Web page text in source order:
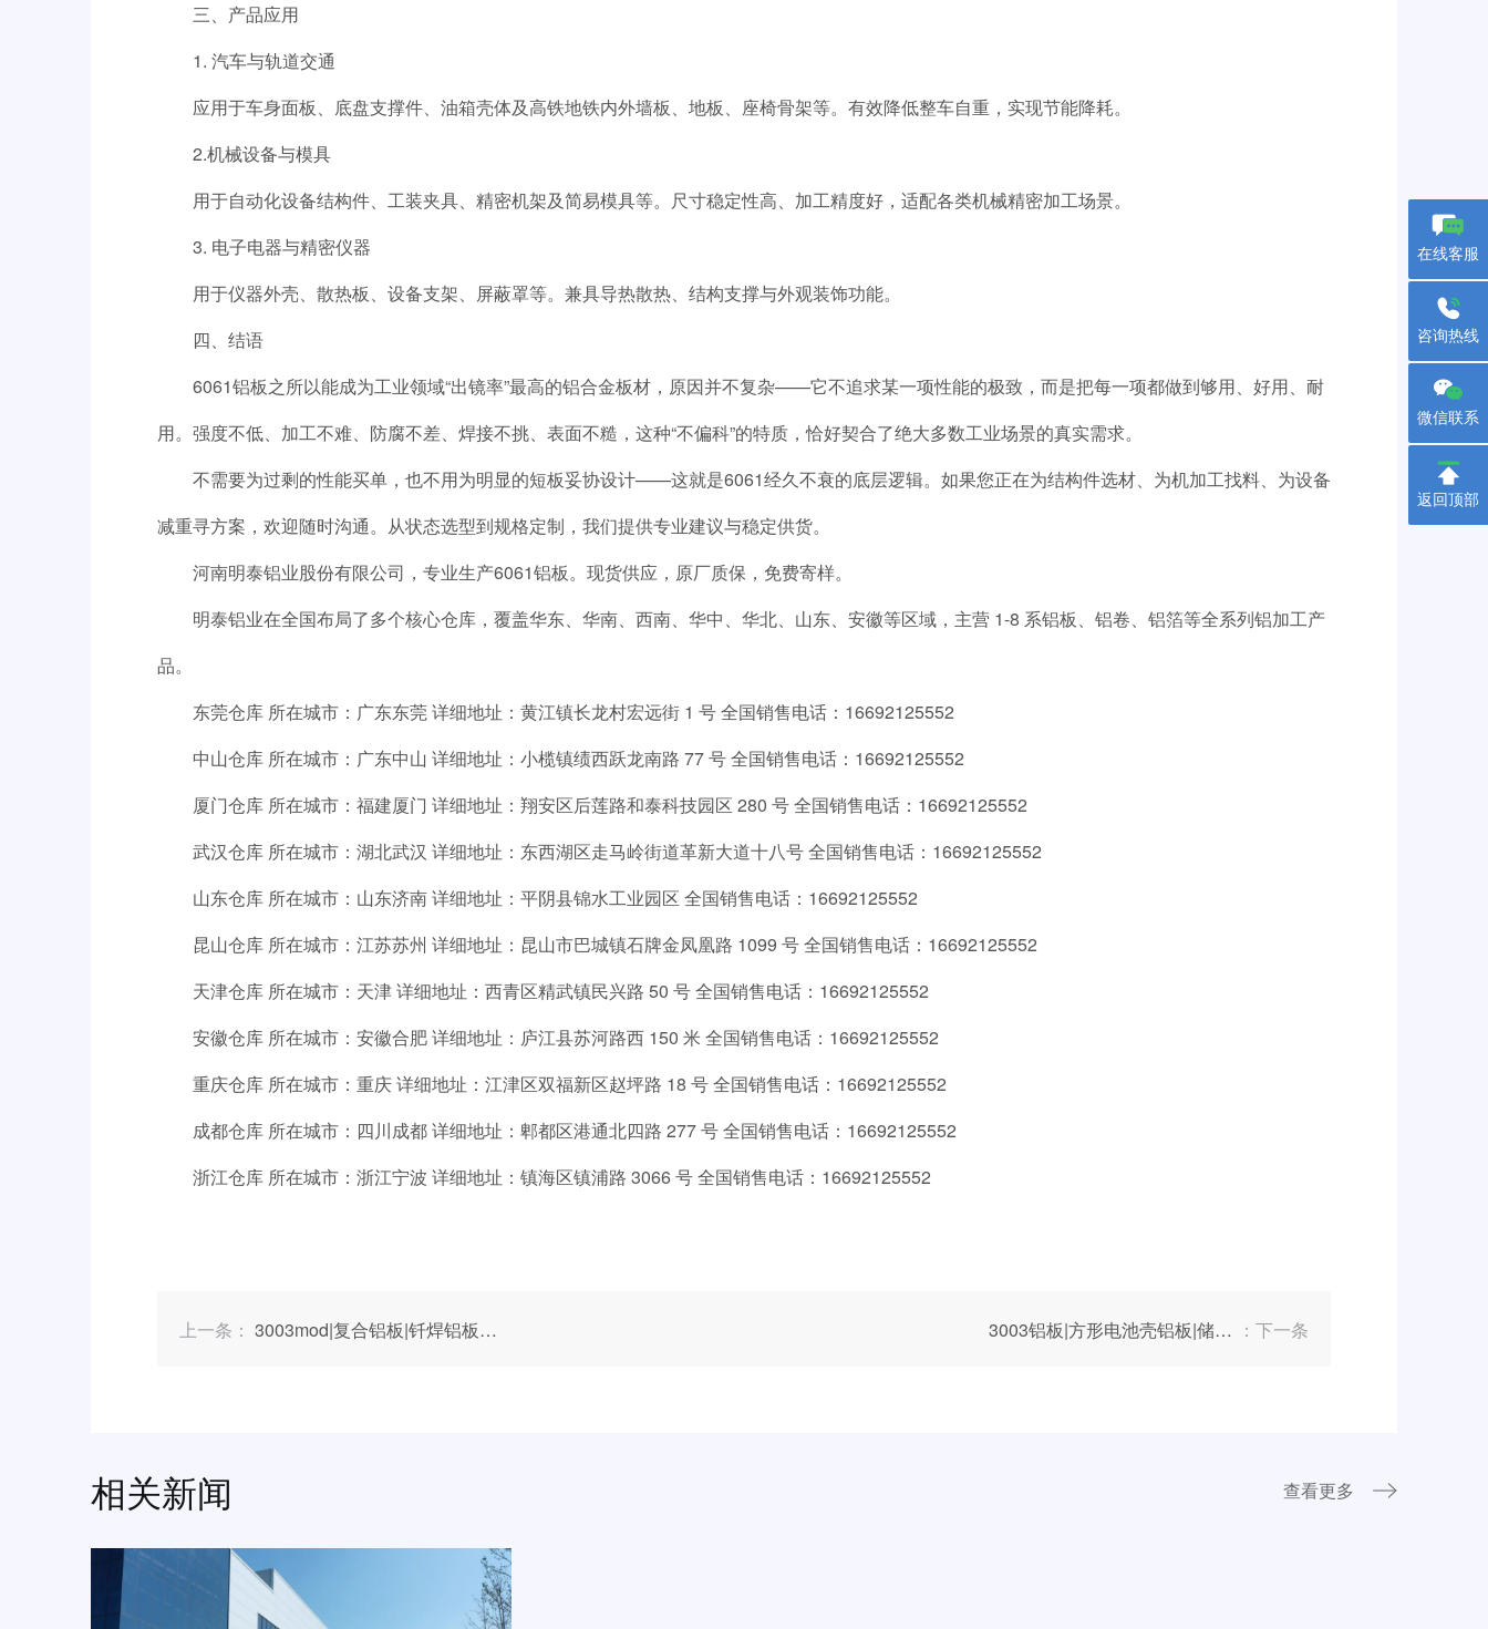
三、产品应用
1. 汽车与轨道交通
应用于车身面板、底盘支撑件、油箱壳体及高铁地铁内外墙板、地板、座椅骨架等。有效降低整车自重，实现节能降耗。
2.机械设备与模具
用于自动化设备结构件、工装夹具、精密机架及简易模具等。尺寸稳定性高、加工精度好，适配各类机械精密加工场景。
3. 电子电器与精密仪器
用于仪器外壳、散热板、设备支架、屏蔽罩等。兼具导热散热、结构支撑与外观装饰功能。
四、结语
6061铝板之所以能成为工业领域“出镜率”最高的铝合金板材，原因并不复杂——它不追求某一项性能的极致，而是把每一项都做到够用、好用、耐
用。强度不低、加工不难、防腐不差、焊接不挑、表面不糙，这种“不偏科”的特质，恰好契合了绝大多数工业场景的真实需求。
不需要为过剩的性能买单，也不用为明显的短板妥协设计——这就是6061经久不衰的底层逻辑。如果您正在为结构件选材、为机加工找料、为设备
减重寻方案，欢迎随时沟通。从状态选型到规格定制，我们提供专业建议与稳定供货。
河南明泰铝业股份有限公司，专业生产6061铝板。现货供应，原厂质保，免费寄样。
明泰铝业在全国布局了多个核心仓库，覆盖华东、华南、西南、华中、华北、山东、安徽等区域，主营 1-8 系铝板、铝卷、铝箔等全系列铝加工产
品。
东莞仓库 所在城市：广东东莞 详细地址：黄江镇长龙村宏远街 1 号 全国销售电话：16692125552
中山仓库 所在城市：广东中山 详细地址：小榄镇绩西跃龙南路 77 号 全国销售电话：16692125552
厦门仓库 所在城市：福建厦门 详细地址：翔安区后莲路和泰科技园区 280 号 全国销售电话：16692125552
武汉仓库 所在城市：湖北武汉 详细地址：东西湖区走马岭街道革新大道十八号 全国销售电话：16692125552
山东仓库 所在城市：山东济南 详细地址：平阴县锦水工业园区 全国销售电话：16692125552
昆山仓库 所在城市：江苏苏州 详细地址：昆山市巴城镇石牌金凤凰路 1099 号 全国销售电话：16692125552
天津仓库 所在城市：天津 详细地址：西青区精武镇民兴路 50 号 全国销售电话：16692125552
安徽仓库 所在城市：安徽合肥 详细地址：庐江县苏河路西 150 米 全国销售电话：16692125552
重庆仓库 所在城市：重庆 详细地址：江津区双福新区赵坪路 18 号 全国销售电话：16692125552
成都仓库 所在城市：四川成都 详细地址：郫都区港通北四路 277 号 全国销售电话：16692125552
浙江仓库 所在城市：浙江宁波 详细地址：镇海区镇浦路 3066 号 全国销售电话：16692125552
上一条： 3003mod|复合铝板|钎焊铝板|明泰铝业厂家 3003铝板|方形电池壳铝板|储能系统铝板|河南明泰铝业股份有限公司 ：下一条
相关新闻 查看更多
在线客服
咨询热线
微信联系
返回顶部